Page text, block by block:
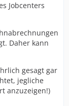
Jobcenters
Daher kann
gesagt gar
jegliche
anzuzeigen!)